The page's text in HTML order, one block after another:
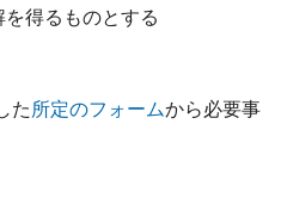
得るものとする
た 所定のフォームから必要事